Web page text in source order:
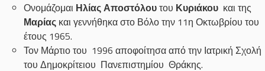
Ονομάζομαι Ηλίας Αποστόλουτου Κυριάκου και της
Μαρίας και γεννήθηκα στο Βόλο την 11η Οκτωβρίου του
έτους 1965.
Τον Μάρτιο του 1996 αποφοίτησα από την Ιατρική Σχολή
του Δημοκρίτειου Πανεπιστημίου Θράκης.